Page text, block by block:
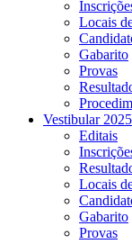
Locais
Gabarito
Provas
Vestibular
Editais
Locais
Gabarito
Provas